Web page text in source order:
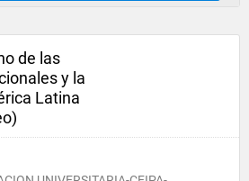
de las
y la
Latina